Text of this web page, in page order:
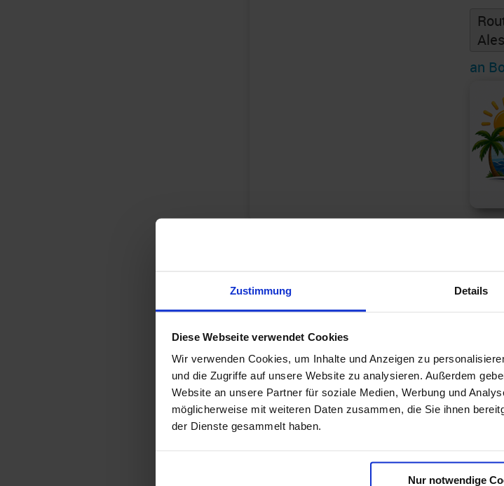
Zustimmung Details
Diese Webseite verwendet Cookies
Wir verwenden Cookies, um Inhalte und Anzeigen zu
und die Zugriffe auf unsere Website zu analysieren. Außerdem
Website an unsere Partner für soziale Medien, Werbung und
möglicherweise mit weiteren Daten zusammen, die Sie ihnen
der Dienste gesammelt haben.
Nur notwendige
an
Nächte
8
an